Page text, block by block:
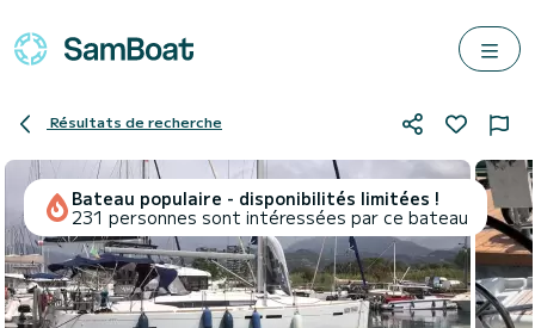
Résultats de recherche
Bateau populaire - disponibilités limitées !
231 personnes sont intéressées par ce bateau